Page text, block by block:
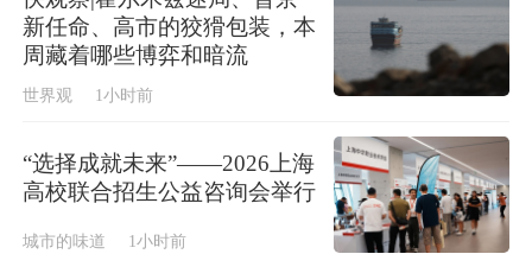
新任命、高市的狡猾包装，本
周藏着哪些博弈和暗流
世界观 1小时前
“选择成就未来”——2026上海
高校联合招生公益咨询会举行
城市的味道 1小时前